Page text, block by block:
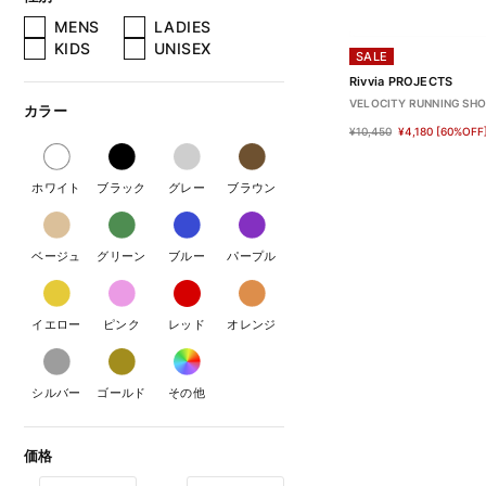
MENS
LADIES
KIDS
UNISEX
カラー
ホワイト ブラック グレー ブラウン
ベージュ グリーン ブルー パープル
イエロー ピンク レッド オレンジ
シルバー ゴールド その他
価格
SALE
Rivvia PROJECTS
VELOCITY RUNNING
¥10,450 ¥4,180 [60%OFF]